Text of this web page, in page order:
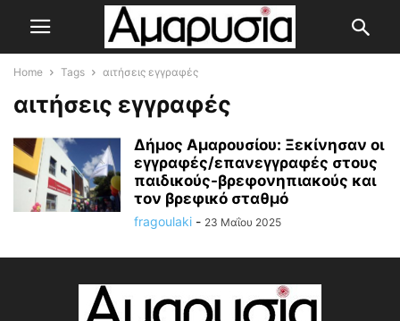
Home Tags αιτήσεις εγγραφές
αιτήσεις εγγραφές
Δήμος Αμαρουσίου: Ξεκίνησαν οι
εγγραφές/επανεγγραφές στους
παιδικούς-βρεφονηπιακούς και
τον βρεφικό σταθμό
fragoulaki - 23 Μαΐου 2025